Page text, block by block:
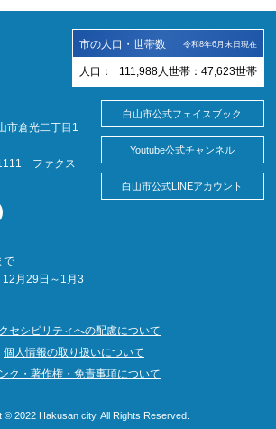
市の人口・世帯数 令和8年6月末日現在
人口： 111,988 人 世帯： 47,623世帯
倉光二丁目1
ファクス
で
12月29日～1月3
白山市公式フェイスブック
Youtube公式チャンネル
白山市公式LINEアカウント
セシビリティへの配慮について
個人情報の取り扱いについて
ク・著作権・免責事項について
© 2022 Hakusan city. All Rights Reserved.